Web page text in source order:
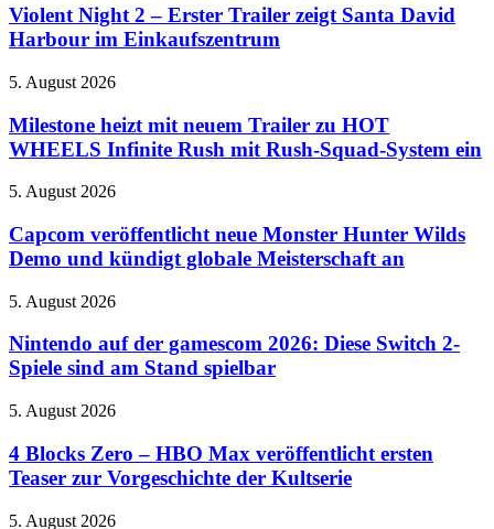
Unterwasserwelt
erschienen
2
–
Erster
zeigt
David
Harbour
Einkaufszentrum
Violent Night 2 – Erster Trailer zeigt Santa David
Harbour im Einkaufszentrum
Milestone
mit
neuem
Trailer
HOT
Infinite
Rush
Rush-
System
ein
5. August 2026
Milestone heizt mit neuem Trailer zu HOT
WHEELS Infinite Rush mit Rush-Squad-System ein
Capcom
neue
Monster
Hunter
Demo
kündigt
globale
an
5. August 2026
Capcom veröffentlicht neue Monster Hunter Wilds
Demo und kündigt globale Meisterschaft an
Nintendo
der
gamescom
2026:
Switch
Spiele
sind
Stand
5. August 2026
Nintendo auf der gamescom 2026: Diese Switch 2-
Spiele sind am Stand spielbar
4
Zero
–
HBO
5. August 2026
4 Blocks Zero – HBO Max veröffentlicht ersten
Teaser zur Vorgeschichte der Kultserie
Neue
5. August 2026